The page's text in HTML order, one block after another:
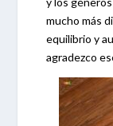
mucho más
equilibrio y
agradezco